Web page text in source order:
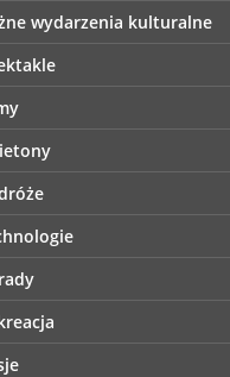
wydarzenia kulturalne